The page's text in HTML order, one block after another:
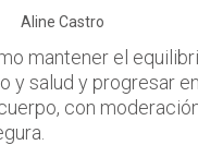
Aline Castro
mantener el
y salud y progresar
con